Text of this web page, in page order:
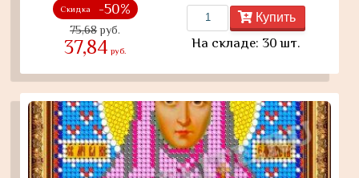
Скидка -50%
75,68руб.
37,84 руб.
Купить
На складе: 30 шт.